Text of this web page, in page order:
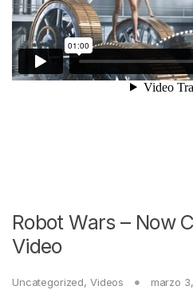
Robot Wars – Now
Video
Uncategorized, Videos marzo